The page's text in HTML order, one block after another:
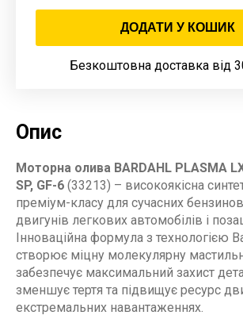
ДОДАТИ У КОШИК
Безкоштовна доставка від
Опис
Моторна олива BARDAHL PLASMA
SP, GF-6 (33213) – високоякісна
преміум-класу для сучасних
двигунів легкових автомобілів і
Інноваційна формула з технологією
створює міцну молекулярну
забезпечує максимальний захист
зменшує тертя та підвищує ресурс
екстремальних навантаженнях.